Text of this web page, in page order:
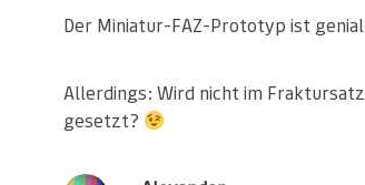
Der Miniatur-FAZ-Prototyp ist
Allerdings: Wird nicht im
gesetzt?